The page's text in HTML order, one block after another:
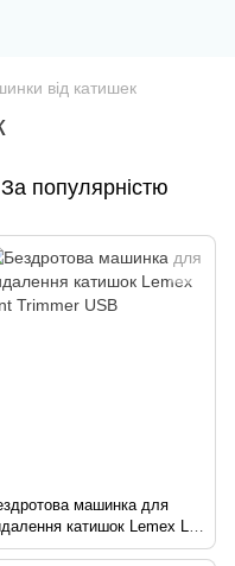
від катишек
За популярністю
машинка для
катишок Lemex Lint
USB